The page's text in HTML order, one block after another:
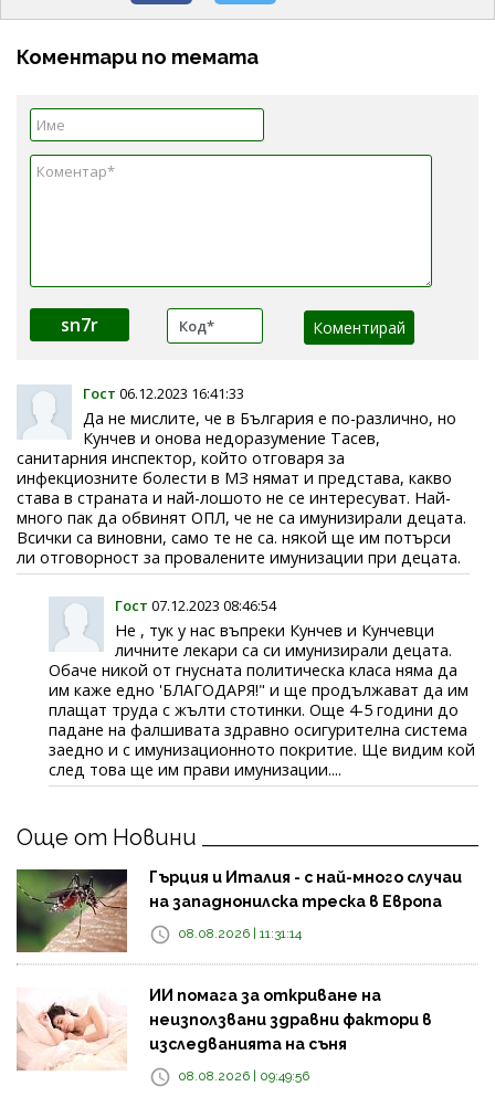
Коментари по темата
sn7r
Гост 06.12.2023 16:41:33
Да не мислите, че в България е по-различно, но
Кунчев и онова недоразумение Тасев,
санитарния инспектор, който отговаря за
инфекциозните болести в МЗ нямат и представа, какво
става в страната и най-лошото не се интересуват. Най-
много пак да обвинят ОПЛ, че не са имунизирали децата.
Всички са виновни, само те не са. някой ще им потърси
ли отговорност за провалените имунизации при децата.
Гост 07.12.2023 08:46:54
Не , тук у нас въпреки Кунчев и Кунчевци
личните лекари са си имунизирали децата.
Обаче никой от гнусната политическа класа няма да
им каже едно 'БЛАГОДАРЯ!" и ще продължават да им
плащат труда с жълти стотинки. Още 4-5 години до
падане на фалшивата здравно осигурителна система
заедно и с имунизационното покритие. Ще видим кой
след това ще им прави имунизации....
Още от Новини
Гърция и Италия - с най-много случаи
на западнонилска треска в Европа
08.08.2026 | 11:31:14
ИИ помага за откриване на
неизползвани здравни фактори в
изследванията на съня
08.08.2026 | 09:49:56